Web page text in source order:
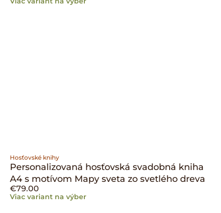
Hosťovské knihy
Personalizovaná hosťovská svadobná kniha
A4 s motívom Mapy sveta zo svetlého dreva
€79.00
Viac variant na výber